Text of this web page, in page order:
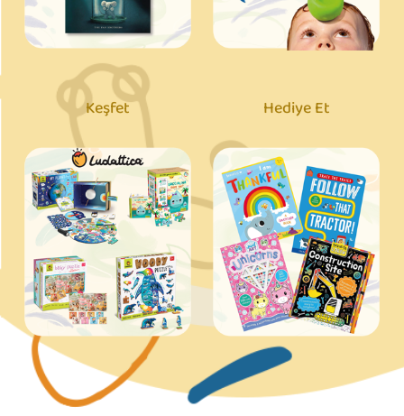
Keşfet Hediye Et